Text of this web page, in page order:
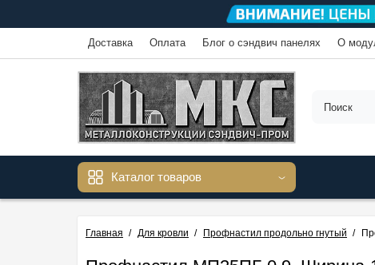
Доставка Оплата Блог о сэндвич панелях О
Каталог товаров
Главная Для кровли Профнастил продольно гнутый